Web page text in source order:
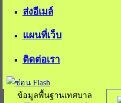
ส่งอีเมล์
แผนที่เว็บ
ติดต่อเรา
ข้อมูลพื้นฐานเทศบาล